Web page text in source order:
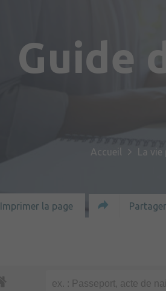
Guide
Accueil La
Imprimer la page